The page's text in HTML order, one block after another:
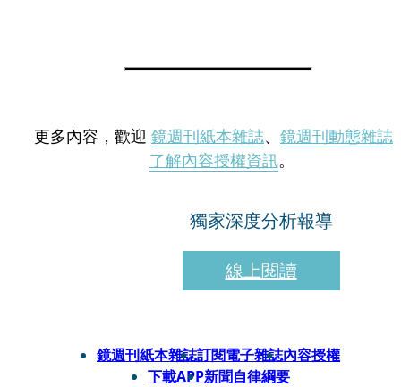
更多內容，歡迎 鏡週刊紙本雜誌、 鏡週刊動態雜誌
了解內容授權資訊。
獨家深度分析報導
線上閱讀
鏡週刊紙本雜誌訂閱電子雜誌內容授權
下載APP新聞自律綱要